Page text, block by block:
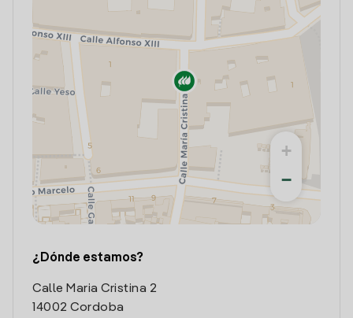
+
−
¿Dónde estamos?
Calle Maria Cristina 2
14002 Cordoba